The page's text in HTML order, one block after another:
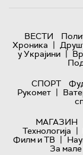
ВЕСТИ
Хроника |
у Украјини |
СПОРТ
Рукомет |
МАГАЗИН
Технологијa |
Филм и ТВ |
За мале